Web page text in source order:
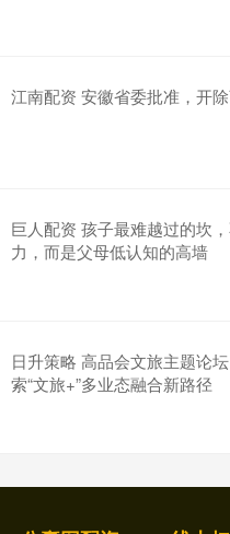
江南配资 安徽省委批准，开
巨人配资 孩子最难越过的坎
力，而是父母低认知的高墙
日升策略 高品会文旅主题论
索“文旅+”多业态融合新路径